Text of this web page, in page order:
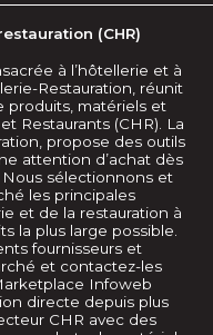
(CHR)
à l’hôtellerie et à
Restauration, réunit
produits, matériels et
Restaurants (CHR). La
propose des outils
attention d’achat dès
sélectionnons et
les principales
et de la restauration à
la plus large possible.
fournisseurs et
et contactez-les
Infoweb
directe depuis plus
CHR avec des